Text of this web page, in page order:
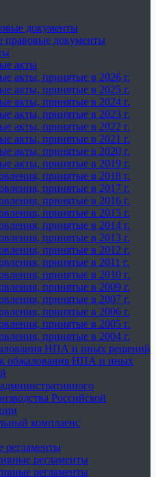
документы
правовые документы
акты
акты, принятые в 2026 г.
акты, принятые в 2025 г.
акты, принятые в 2024 г.
акты, принятые в 2023 г.
акты, принятые в 2022 г.
акты, принятые в 2021 г.
акты, принятые в 2020 г.
акты, принятые в 2019 г.
принятые в 2018 г.
принятые в 2017 г.
принятые в 2016 г.
принятые в 2015 г.
принятые в 2014 г.
принятые в 2013 г.
принятые в 2012 г.
принятые в 2011 г.
принятые в 2010 г.
принятые в 2009 г.
принятые в 2007 г.
принятые в 2006 г.
принятые в 2005 г.
принятые в 2004 г.
НПА и иных решений
обжалования НПА и иных
Российской
комплаенс
регламенты
регламенты
регламенты